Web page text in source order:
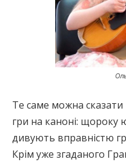
Те саме можна
гри на каноні: щороку
дивують вправністю
Крім уже згаданого